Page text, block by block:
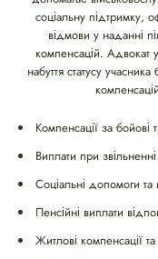
соціальну підтримку,
відмови у наданні
компенсацій. Адвокат
набуття статусу
Компенсації за бойові
Виплати при
Соціальні допомоги та
Пенсійні виплати
Житлові компенсації